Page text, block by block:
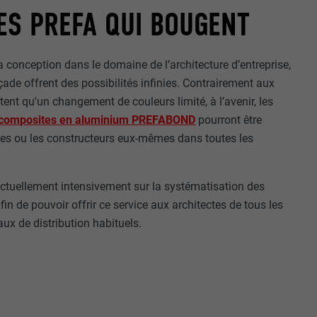
PREFA QUI BOUGENT
dans le domaine de l’architecture d’entreprise,
offrent des possibilités infinies. Contrairement aux
qu'un changement de couleurs limité, à l’avenir, les
en aluminium PREFABOND pourront être
ou les constructeurs eux-mêmes dans toutes les
intensivement sur la systématisation des
de pouvoir offrir ce service aux architectes de tous les
de distribution habituels.